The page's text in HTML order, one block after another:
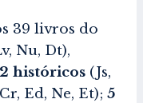
39 livros do
Nu, Dt),
históricos (Js,
Ed, Ne, Et); 5